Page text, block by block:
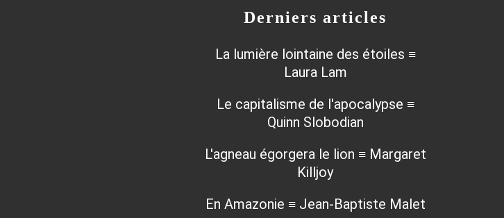
Derniers articles
La lumière lointaine des étoiles ≡
Laura Lam
Le capitalisme de l'apocalypse ≡
Quinn Slobodian
L'agneau égorgera le lion ≡ Margaret
Killjoy
En Amazonie ≡ Jean-Baptiste Malet